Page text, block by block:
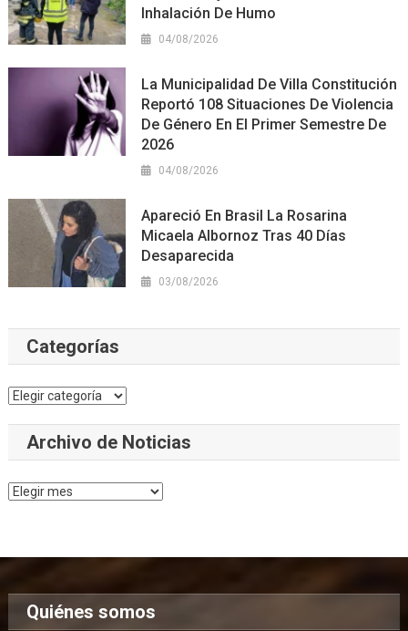
Inhalación De Humo
04/08/2026
La Municipalidad De Villa Constitución
Reportó 108 Situaciones De Violencia
De Género En El Primer Semestre De
2026
04/08/2026
Apareció En Brasil La Rosarina
Micaela Albornoz Tras 40 Días
Desaparecida
03/08/2026
Categorías
Categorías
Archivo de Noticias
Archivo
Quiénes somos